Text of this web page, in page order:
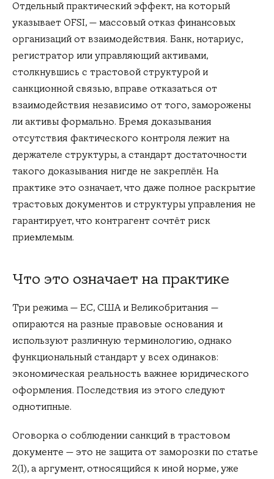
Отдельный практический эффект, на который
указывает OFSI, — массовый отказ финансовых
организаций от взаимодействия. Банк, нотариус,
регистратор или управляющий активами,
столкнувшись с трастовой структурой и
санкционной связью, вправе отказаться от
взаимодействия независимо от того, заморожены
ли активы формально. Бремя доказывания
отсутствия фактического контроля лежит на
держателе структуры, а стандарт достаточности
такого доказывания нигде не закреплён. На
практике это означает, что даже полное раскрытие
трастовых документов и структуры управления не
гарантирует, что контрагент сочтёт риск
приемлемым.
Что это означает на практике
Три режима — ЕС, США и Великобритания —
опираются на разные правовые основания и
используют различную терминологию, однако
функциональный стандарт у всех одинаков:
экономическая реальность важнее юридического
оформления. Последствия из этого следуют
однотипные.
Оговорка о соблюдении санкций в трастовом
документе — это не защита от заморозки по статье
2(1), а аргумент, относящийся к иной норме, уже